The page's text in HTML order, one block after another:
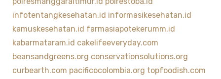
infotentangkesehatan.id informasikesehatan.id
kamuskesehatan.id farmasiapotekerumm.id
kabarmataram.id cakelifeeveryday.com
beansandgreens.org conservationsolutions.org
curbearth.com pacificocolombia.org topfoodish.com